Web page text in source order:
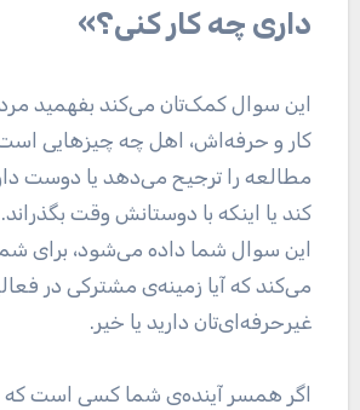
داری چه کار کنی؟»
این سوال کمک‌تان می‌کند بفهمید مرد
کار و حرفه‌اش، اهل چه چیز‌هایی
مطالعه را ترجیح می‌دهد یا دوست
کند یا اینکه با دوستانش وقت
این سوال شما داده می‌شود،
می‌کند که آیا زمینه‌ی مشترکی در
غیرحرفه‌ای‌تان دارید یا خیر.
اگر همسر آینده‌ی شما کسی است